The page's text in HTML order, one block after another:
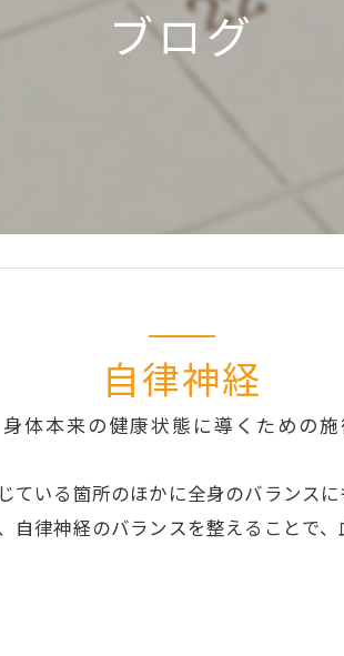
肩こり
ブログ
自律神経
身体本来の健康状態に導くための
いる箇所のほかに全身のバランス
律神経のバランスを整えることで